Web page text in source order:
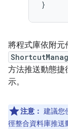
將程式庫依附元
方法推送動態捷
示。
注意： 建議您
徑整合資料庫推送